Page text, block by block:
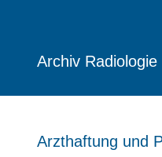
Archiv
Arzthaftung und